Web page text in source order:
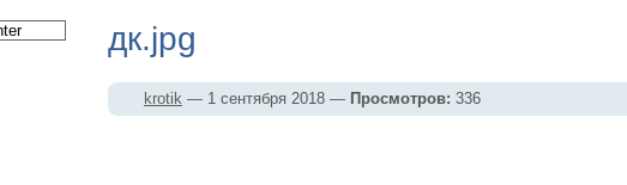
дк.jpg
krotik — 1 сентября 2018 — Просмотров: 336